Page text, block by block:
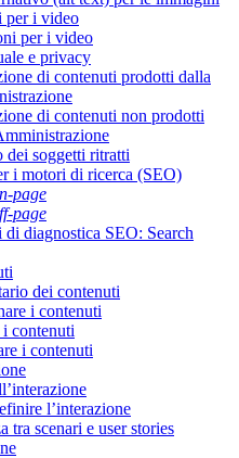
per i video
per i video
e privacy
di contenuti prodotti dalla
di contenuti non prodotti
dei soggetti ritratti
i motori di ricerca (SEO)
page
page
diagnostica SEO: Search
dei contenuti
i contenuti
contenuti
i contenuti
l’interazione
tra scenari e user stories